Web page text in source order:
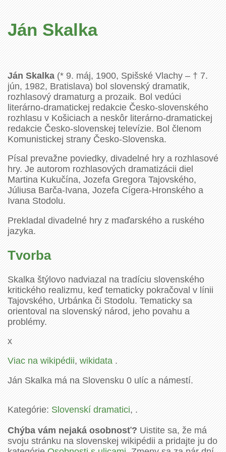
Ján Skalka
Ján Skalka(* 9. máj, 1900, Spišské Vlachy – † 7.
jún, 1982, Bratislava) bol slovenský dramatik,
rozhlasový dramaturg a prozaik. Bol vedúci
literárno-dramatickej redakcie Česko-slovenského
rozhlasu v Košiciach a neskôr literárno-dramatickej
redakcie Česko-slovenskej televízie. Bol členom
Komunistickej strany Česko-Slovenska.
Písal prevažne poviedky, divadelné hry a rozhlasové
hry. Je autorom rozhlasových dramatizácii diel
Martina Kukučína, Jozefa Gregora Tajovského,
Júliusa Barča-Ivana, Jozefa Cígera-Hronského a
Ivana Stodolu.
Prekladal divadelné hry z maďarského a ruského
jazyka.
Tvorba
Skalka štýlovo nadviazal na tradíciu slovenského
kritického realizmu, keď tematicky pokračoval v línii
Tajovského, Urbánka či Stodolu. Tematicky sa
orientoval na slovenský národ, jeho povahu a
problémy.
x
Viac na wikipédii,wikidata.
Ján Skalka má na Slovensku 0 ulíc a námestí.
Kategórie:Slovenskí dramatici, .
Chýba vám nejaká osobnosť?Uistite sa, že má
svoju stránku na slovenskej wikipédii a pridajte ju do